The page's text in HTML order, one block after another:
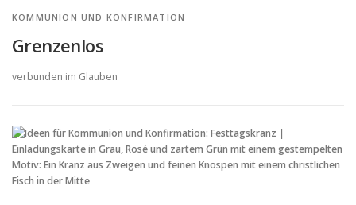
KOMMUNION UND KONFIRMATION
Grenzenlos
verbunden im Glauben